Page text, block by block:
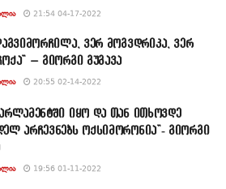
21:54 04-17-2022
ვერ მოგვდრიკა, ვერ
– გიორგი გუგავა
20:55 02-14-2022
იყო და თან ითხოვდე
არჩევნებს ოქსიმორონია”- გიორგი
19:56 01-11-2022